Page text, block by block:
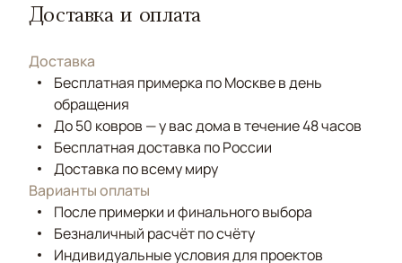
Доставка и оплата
Доставка
Бесплатная примерка по Москве в день
обращения
До 50 ковров — у вас дома в течение 48 часов
Бесплатная доставка по России
Доставка по всему миру
Варианты оплаты
После примерки и финального выбора
Безналичный расчёт по счёту
Индивидуальные условия для проектов